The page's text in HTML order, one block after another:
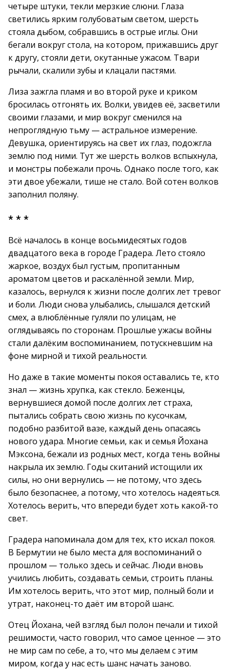
четыре штуки, текли мерзкие слюни. Глаза
светились ярким голубоватым светом, шерсть
стояла дыбом, собравшись в острые иглы. Они
бегали вокруг стола, на котором, прижавшись друг
к другу, стояли дети, окутанные ужасом. Твари
рычали, скалили зубы и клацали пастями.
Лиза зажгла пламя и во второй руке и криком
бросилась отгонять их. Волки, увидев её, засветили
своими глазами, и мир вокруг сменился на
непроглядную тьму — астральное измерение.
Девушка, ориентируясь на свет их глаз, подожгла
землю под ними. Тут же шерсть волков вспыхнула,
и монстры побежали прочь. Однако после того, как
эти двое убежали, тише не стало. Вой сотен волков
заполнил поляну.
* * *
Всё началось в конце восьмидесятых годов
двадцатого века в городе Градера. Лето стояло
жаркое, воздух был густым, пропитанным
ароматом цветов и раскалённой земли. Мир,
казалось, вернулся к жизни после долгих лет тревог
и боли. Люди снова улыбались, слышался детский
смех, а влюблённые гуляли по улицам, не
оглядываясь по сторонам. Прошлые ужасы войны
стали далёким воспоминанием, потускневшим на
фоне мирной и тихой реальности.
Но даже в такие моменты покоя оставались те, кто
знал — жизнь хрупка, как стекло. Беженцы,
вернувшиеся домой после долгих лет страха,
пытались собрать свою жизнь по кусочкам,
подобно разбитой вазе, каждый день опасаясь
нового удара. Многие семьи, как и семья Йохана
Мэксона, бежали из родных мест, когда тень войны
накрыла их землю. Годы скитаний истощили их
силы, но они вернулись — не потому, что здесь
было безопаснее, а потому, что хотелось надеяться.
Хотелось верить, что впереди будет хоть какой-то
свет.
Градера напоминала дом для тех, кто искал покоя.
В Бермутии не было места для воспоминаний о
прошлом — только здесь и сейчас. Люди вновь
учились любить, создавать семьи, строить планы.
Им хотелось верить, что этот мир, полный боли и
утрат, наконец-то даёт им второй шанс.
Отец Йохана, чей взгляд был полон печали и тихой
решимости, часто говорил, что самое ценное — это
не мир сам по себе, а то, что мы делаем с этим
миром, когда у нас есть шанс начать заново.